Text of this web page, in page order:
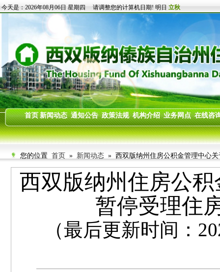
您的位置 首页 » 新闻动态 » 西双版纳州住房公积金管理中心